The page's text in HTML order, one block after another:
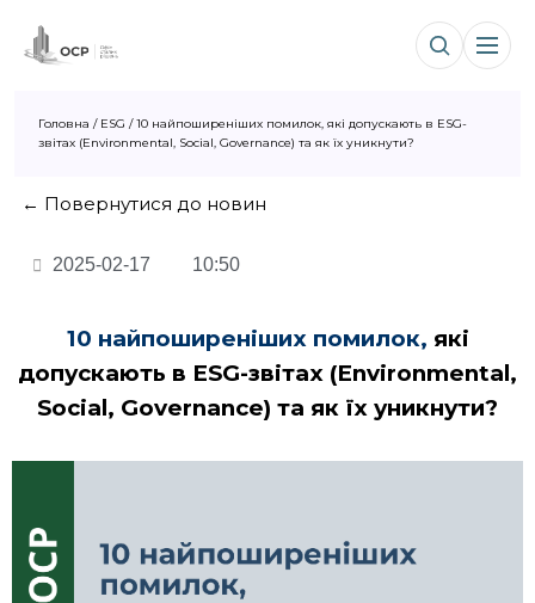
Головна / ESG /10 найпоширеніших помилок, які допускають в ESG-
звітах (Environmental, Social, Governance) та як їх уникнути?
← Повернутися до новин
2025-02-17 10:50
10 найпоширеніших помилок, які
допускають в ESG-звітах (Environmental,
Social, Governance) та як їх уникнути?